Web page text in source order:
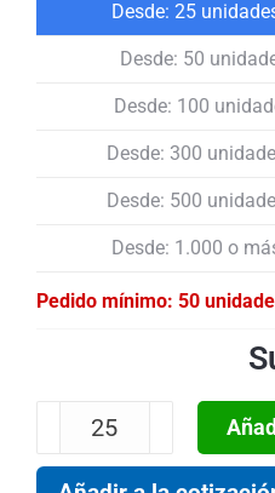
Desde: 25
Desde: 50
Desde: 100
Desde: 300
Desde: 500
Desde: 1.000 o
Pedido mínimo: 50